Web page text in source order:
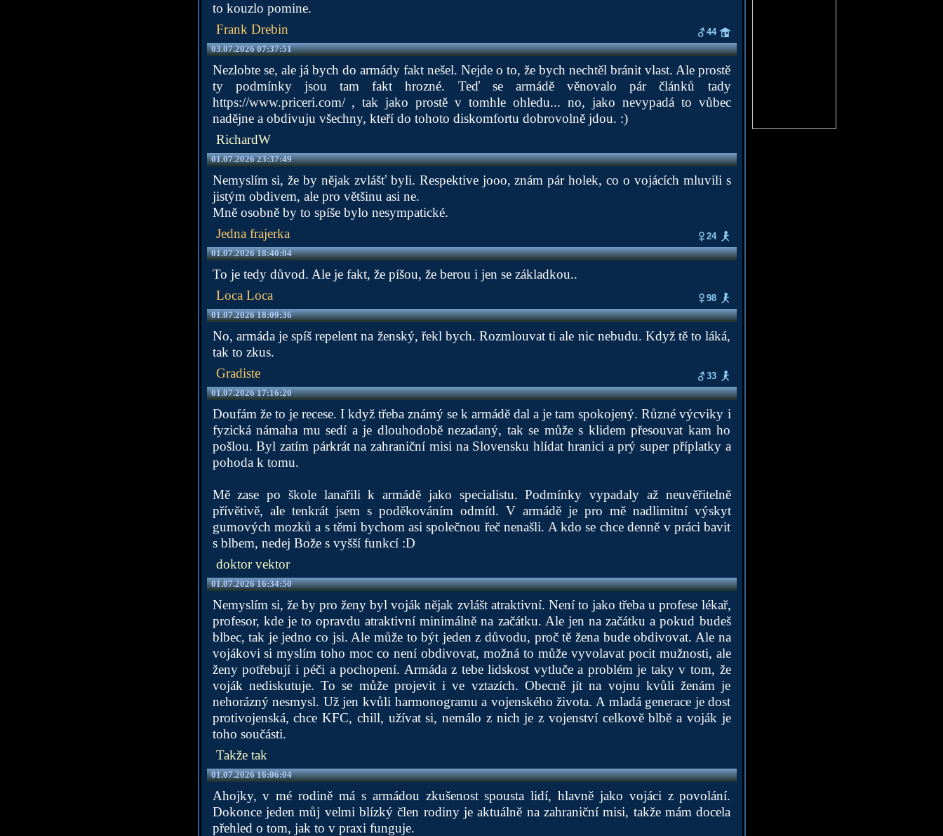
to kouzlo pomine.
Frank Drebin
44
03.07.2026 07:37:51
Nezlobte se, ale já bych do armády fakt nešel. Nejde o to, že bych nechtěl bránit vlast. Ale prostě
ty podmínky jsou tam fakt hrozné. Teď se armádě věnovalo pár článků tady
https://www.priceri.com/ , tak jako prostě v tomhle ohledu... no, jako nevypadá to vůbec
nadějne a obdivuju všechny, kteří do tohoto diskomfortu dobrovolně jdou. :)
RichardW
01.07.2026 23:37:49
Nemyslím si, že by nějak zvlášť byli. Respektive jooo, znám pár holek, co o vojácích mluvili s
jistým obdivem, ale pro většinu asi ne.
Mně osobně by to spíše bylo nesympatické.
Jedna frajerka
24
01.07.2026 18:40:04
To je tedy důvod. Ale je fakt, že píšou, že berou i jen se základkou..
Loca Loca
98
01.07.2026 18:09:36
No, armáda je spíš repelent na ženský, řekl bych. Rozmlouvat ti ale nic nebudu. Když tě to láká,
tak to zkus.
Gradiste
33
01.07.2026 17:16:20
Doufám že to je recese. I když třeba známý se k armádě dal a je tam spokojený. Různé výcviky i
fyzická námaha mu sedí a je dlouhodobě nezadaný, tak se může s klidem přesouvat kam ho
pošlou. Byl zatím párkrát na zahraniční misi na Slovensku hlídat hranici a prý super příplatky a
pohoda k tomu.
Mě zase po škole lanařili k armádě jako specialistu. Podmínky vypadaly až neuvěřitelně
přívětivě, ale tenkrát jsem s poděkováním odmítl. V armádě je pro mě nadlimitní výskyt
gumových mozků a s těmi bychom asi společnou řeč nenašli. A kdo se chce denně v práci bavit
s blbem, nedej Bože s vyšší funkcí :D
doktor vektor
01.07.2026 16:34:50
Nemyslím si, že by pro ženy byl voják nějak zvlášt atraktivní. Není to jako třeba u profese lékař,
profesor, kde je to opravdu atraktivní minimálně na začátku. Ale jen na začátku a pokud budeš
blbec, tak je jedno co jsi. Ale může to být jeden z důvodu, proč tě žena bude obdivovat. Ale na
vojákovi si myslím toho moc co není obdivovat, možná to může vyvolavat pocit mužnosti, ale
ženy potřebují i péči a pochopení. Armáda z tebe lidskost vytluče a problém je taky v tom, že
voják nediskutuje. To se může projevit i ve vztazích. Obecně jít na vojnu kvůli ženám je
nehorázný nesmysl. Už jen kvůli harmonogramu a vojenského života. A mladá generace je dost
protivojenská, chce KFC, chill, užívat si, nemálo z nich je z vojenství celkově blbě a voják je
toho součásti.
Takže tak
01.07.2026 16:06:04
Ahojky, v mé rodině má s armádou zkušenost spousta lidí, hlavně jako vojáci z povolání.
Dokonce jeden můj velmi blízký člen rodiny je aktuálně na zahraniční misi, takže mám docela
přehled o tom, jak to v praxi funguje.